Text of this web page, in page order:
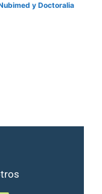
y Doctoralia